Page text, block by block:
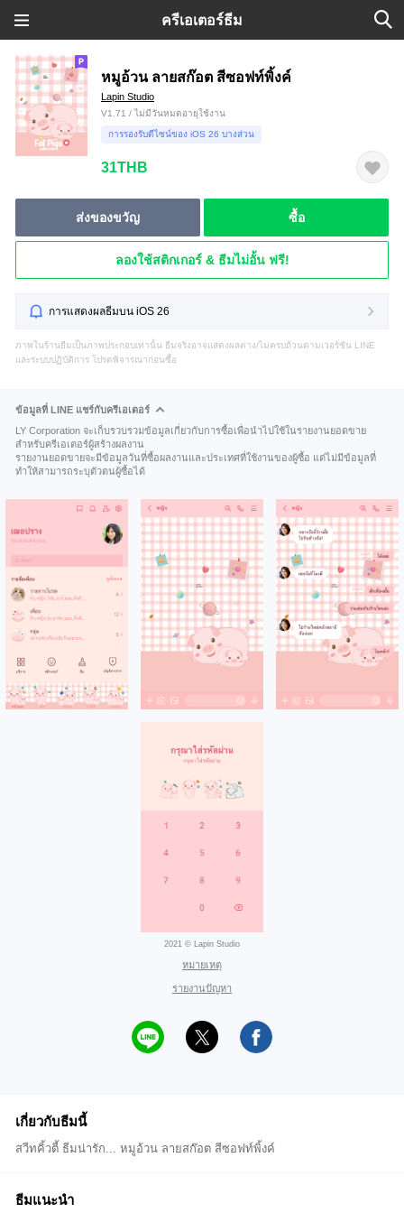
ครีเอเตอร์ธีม
หมูอ้วน ลายสก๊อต สีซอฟท์พิ้งค์
Lapin Studio
V1.71 / ไม่มีวันหมดอายุใช้งาน
การรองรับดีไซน์ของ iOS 26 บางส่วน
31THB
ส่งของขวัญ ซื้อ
ลองใช้สติกเกอร์ & ธีมไม่อั้น ฟรี!
การแสดงผลธีมบน iOS 26
ภาพในร้านธีมเป็นภาพประกอบเท่านั้น ธีมจริงอาจแสดงผลต่าง/ไม่ครบถ้วนตามเวอร์ชัน LINE
และระบบปฏิบัติการ โปรดพิจารณาก่อนซื้อ
ข้อมูลที่ LINE แชร์กับครีเอเตอร์
LY Corporation จะเก็บรวบรวมข้อมูลเกี่ยวกับการซื้อเพื่อนำไปใช้ในรายงานยอดขาย
สำหรับครีเอเตอร์ผู้สร้างผลงาน
รายงานยอดขายจะมีข้อมูลวันที่ซื้อผลงานและประเทศที่ใช้งานของผู้ซื้อ แต่ไม่มีข้อมูลที่
ทำให้สามารถระบุตัวตนผู้ซื้อได้
2021 © Lapin Studio
หมายเหตุ
รายงานปัญหา
เกี่ยวกับธีมนี้
สวีทคิ้วตี้ ธีมน่ารัก... หมูอ้วน ลายสก๊อต สีซอฟท์พิ้งค์
ธีมแนะนำ